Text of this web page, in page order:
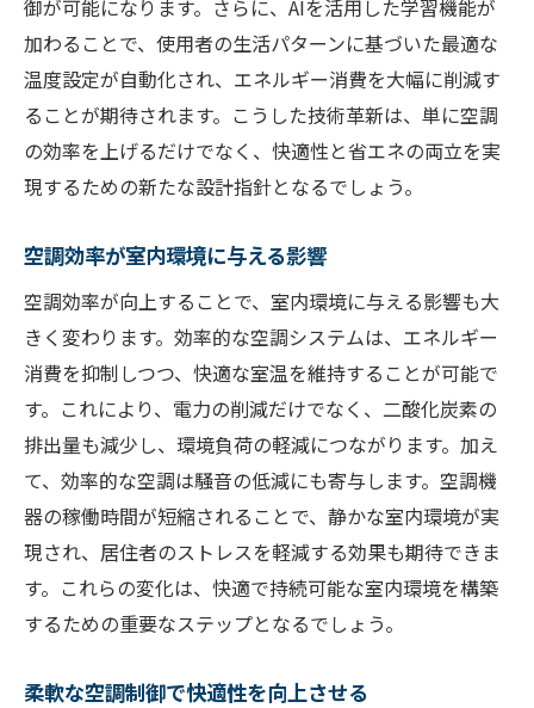
御が可能になります。さらに、AIを活用した学習機能が
加わることで、使用者の生活パターンに基づいた最適な
温度設定が自動化され、エネルギー消費を大幅に削減す
ることが期待されます。こうした技術革新は、単に空調
の効率を上げるだけでなく、快適性と省エネの両立を実
現するための新たな設計指針となるでしょう。
空調効率が室内環境に与える影響
空調効率が向上することで、室内環境に与える影響も大
きく変わります。効率的な空調システムは、エネルギー
消費を抑制しつつ、快適な室温を維持することが可能で
す。これにより、電力の削減だけでなく、二酸化炭素の
排出量も減少し、環境負荷の軽減につながります。加え
て、効率的な空調は騒音の低減にも寄与します。空調機
器の稼働時間が短縮されることで、静かな室内環境が実
現され、居住者のストレスを軽減する効果も期待できま
す。これらの変化は、快適で持続可能な室内環境を構築
するための重要なステップとなるでしょう。
柔軟な空調制御で快適性を向上させる